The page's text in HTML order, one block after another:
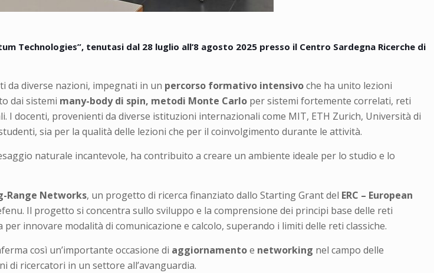
Technologies”, tenutasi dal 28 luglio all’8 agosto 2025 presso il Centro Sardegna Ricerche di
da diverse nazioni, impegnati in un percorso formativo intensivoche ha unito lezioni
dai sistemi many-body di spin, metodi Monte Carlo per sistemi fortemente correlati, reti
I docenti, provenienti da diverse istituzioni internazionali come MIT, ETH Zurich, Università di
sia per la qualità delle lezioni che per il coinvolgimento durante le attività.
naturale incantevole, ha contribuito a creare un ambiente ideale per lo studio e lo
Range Networks, un progetto di ricerca finanziato dallo Starting Grant del ERC – European
Il progetto si concentra sullo sviluppo e la comprensione dei principi base delle reti
innovare modalità di comunicazione e calcolo, superando i limiti delle reti classiche.
così un’importante occasione di aggiornamentoe networking nel campo delle
di ricercatori in un settore all’avanguardia.